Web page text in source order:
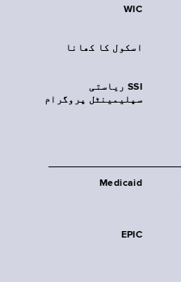
WIC
اسکول کا کھانا
SSI ریاستی
سپلیمینٹل پروگرام
Medicaid
EPIC